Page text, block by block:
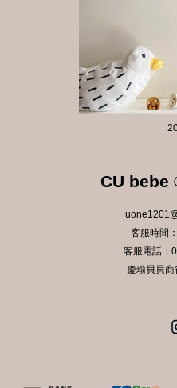
CU bebe
客服時間
客服電話：
慶瑜貝貝